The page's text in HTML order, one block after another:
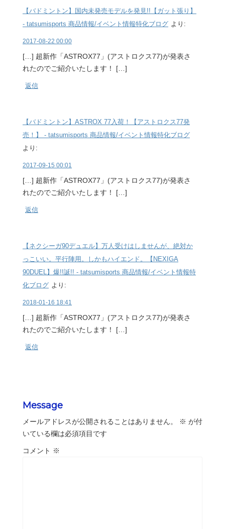
【バドミントン】国内未発売モデルを発見!!【ガット張り】
- tatsumisports 商品情報/イベント情報特化ブログ より:
2017-08-22 00:00
[…] 超新作「ASTROX77」(アストロクス77)が発表さ
れたのでご紹介いたします！ […]
返信
【バドミントン】ASTROX 77入荷！【アストロクス77発
売！】 - tatsumisports 商品情報/イベント情報特化ブログ
より:
2017-09-15 00:01
[…] 超新作「ASTROX77」(アストロクス77)が発表さ
れたのでご紹介いたします！ […]
返信
【ネクシーガ90デュエル】万人受けはしませんが、絶対か
っこいい。平行陣用。しかもハイエンド。【NEXIGA
90DUEL】爆!!誕!! - tatsumisports 商品情報/イベント情報特
化ブログ より:
2018-01-16 18:41
[…] 超新作「ASTROX77」(アストロクス77)が発表さ
れたのでご紹介いたします！ […]
返信
Message
メールアドレスが公開されることはありません。 ※ が付
いている欄は必須項目です
コメント ※